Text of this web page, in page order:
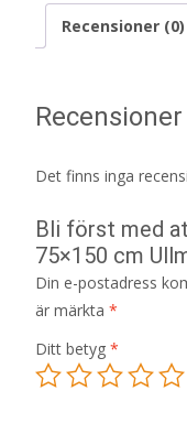
Recensioner (0)
Recensioner
Det finns inga
Bli först med
75×150 cm
Din e-postadress
är märkta *
Ditt betyg *